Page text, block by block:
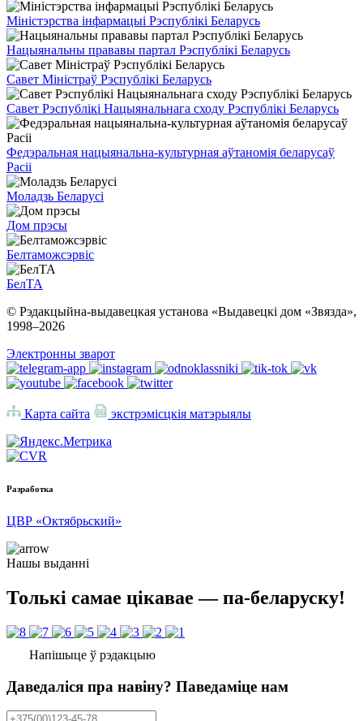
Міністэрства інфармацыі Рэспублікі Беларусь
Нацыянальны прававы партал Рэспублікі Беларусь
Савет Міністраў Рэспублікі Беларусь
Савет Рэспублікі Нацыянальнага сходу Рэспублікі Беларусь
Федэральная нацыянальна-культурная аўтаномія беларусаў
Расіі
Моладзь Беларусі
Дом прэсы
Белтаможсэрвіс
БелТА
© Рэдакцыйна-выдавецкая установа «Выдавецкі дом «Звязда»,
1998–2026
Электронны зварот
Карта сайта экстрэмісцкія матэрыялы
Разработка
ЦВР «Октябрьский»
Нашы выданні
Толькі самае цікавае — па-беларуску!
Напішыце ў рэдакцыю
Даведаліся пра навіну? Паведаміце нам